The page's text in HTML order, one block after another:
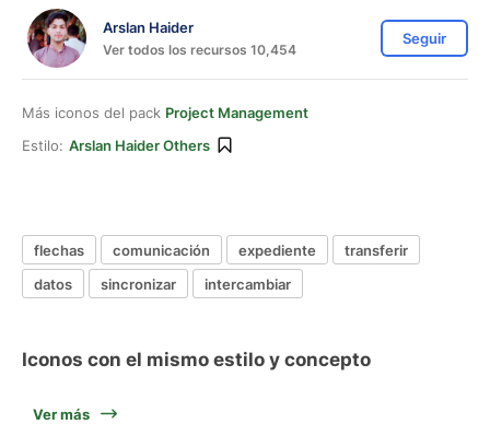
Arslan Haider
Ver todos los recursos 10,454
Seguir
Más iconos del pack Project Management
Estilo: Arslan Haider Others
flechas comunicación expediente
transferir
datos
sincronizar intercambiar
Iconos con el mismo estilo y concepto
Ver más